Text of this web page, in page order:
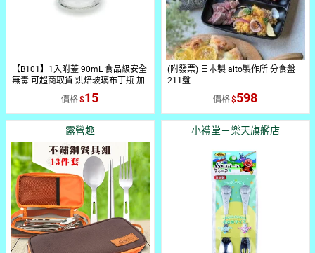
【B101】1入附蓋 90mL 食品級安全
無毒 可超商取貨 烘焙玻璃布丁瓶 加
厚 玻璃杯 布丁瓶 乳酪杯 帶蓋奶酪瓶
果凍杯 牛奶瓶 小保羅瓶 可進烤箱 隔
水加熱 烤布蕾【APP滿額下單10%
點數(單一帳號最高1500點)】8/31
價格 15
(附發票) 日本製 aito製作所 分食盤
211盤
價格
598
露營趣 小禮堂－樂天旗艦店